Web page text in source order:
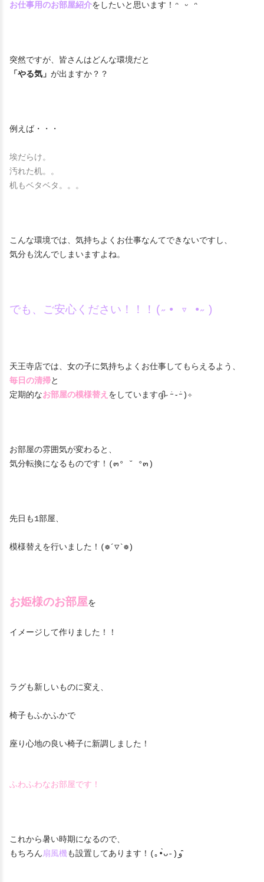
お仕事用のお部屋紹介をしたいと思います！ᵔ ᵕ ᵔ
突然ですが、皆さんはどんな環境だと
「やる気」 が出ますか？？
例えば・・・
埃だらけ。
汚れた机。。
机もベタベタ。。。
こんな環境では、気持ちよくお仕事なんてできないですし、
気分も沈んでしまいますよね。
でも、ご安心ください！！！(˶• ▿ •˶)
天王寺店では、女の子に気持ちよくお仕事してもらえるよう、
毎日の清掃と
定期的なお部屋の模様替えをしていますദ്ദി˶ｰ̀֊ｰ́)✧
お部屋の雰囲気が変わると、
気分転換になるものです！(๓° ˘ °๓)
先日も1部屋、
模様替えを行いました！(❁´▽`❁)
お姫様のお部屋を
イメージして作りました！！
ラグも新しいものに変え、
椅子もふかふかで
座り心地の良い椅子に新調しました！
ふわふわなお部屋です！
これから暑い時期になるので、
もちろん扇風機 も設置してあります！(｡•̀ᴗ-)و ̑̑